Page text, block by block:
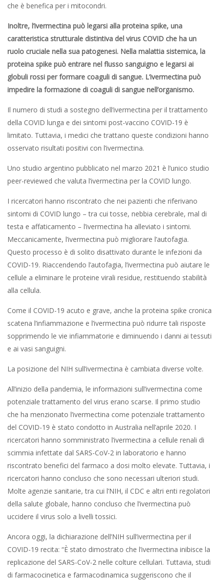
che è benefica per i mitocondri.
Inoltre, l’ivermectina può legarsi alla proteina spike, una
caratteristica strutturale distintiva del virus COVID che ha un
ruolo cruciale nella sua patogenesi. Nella malattia sistemica, la
proteina spike può entrare nel flusso sanguigno e legarsi ai
globuli rossi per formare coaguli di sangue. L’ivermectina può
impedire la formazione di coaguli di sangue nell’organismo.
Il numero di studi a sostegno dell’ivermectina per il trattamento
della COVID lunga e dei sintomi post-vaccino COVID-19 è
limitato. Tuttavia, i medici che trattano queste condizioni hanno
osservato risultati positivi con l’ivermectina.
Uno studio argentino pubblicato nel marzo 2021 è l’unico studio
peer-reviewed che valuta l’ivermectina per la COVID lungo.
I ricercatori hanno riscontrato che nei pazienti che riferivano
sintomi di COVID lungo – tra cui tosse, nebbia cerebrale, mal di
testa e affaticamento – l’ivermectina ha alleviato i sintomi.
Meccanicamente, l’ivermectina può migliorare l’autofagia.
Questo processo è di solito disattivato durante le infezioni da
COVID-19. Riaccendendo l’autofagia, l’ivermectina può aiutare le
cellule a eliminare le proteine virali residue, restituendo stabilità
alla cellula.
Come il COVID-19 acuto e grave, anche la proteina spike cronica
scatena l’infiammazione e l’ivermectina può ridurre tali risposte
sopprimendo le vie infiammatorie e diminuendo i danni ai tessuti
e ai vasi sanguigni.
La posizione del NIH sull’ivermectina è cambiata diverse volte.
All’inizio della pandemia, le informazioni sull’ivermectina come
potenziale trattamento del virus erano scarse. Il primo studio
che ha menzionato l’ivermectina come potenziale trattamento
del COVID-19 è stato condotto in Australia nell’aprile 2020. I
ricercatori hanno somministrato l’ivermectina a cellule renali di
scimmia infettate dal SARS-CoV-2 in laboratorio e hanno
riscontrato benefici del farmaco a dosi molto elevate. Tuttavia, i
ricercatori hanno concluso che sono necessari ulteriori studi.
Molte agenzie sanitarie, tra cui l’NIH, il CDC e altri enti regolatori
della salute globale, hanno concluso che l’ivermectina può
uccidere il virus solo a livelli tossici.
Ancora oggi, la dichiarazione dell’NIH sull’ivermectina per il
COVID-19 recita: “È stato dimostrato che l’ivermectina inibisce la
replicazione del SARS-CoV-2 nelle colture cellulari. Tuttavia, studi
di farmacocinetica e farmacodinamica suggeriscono che il